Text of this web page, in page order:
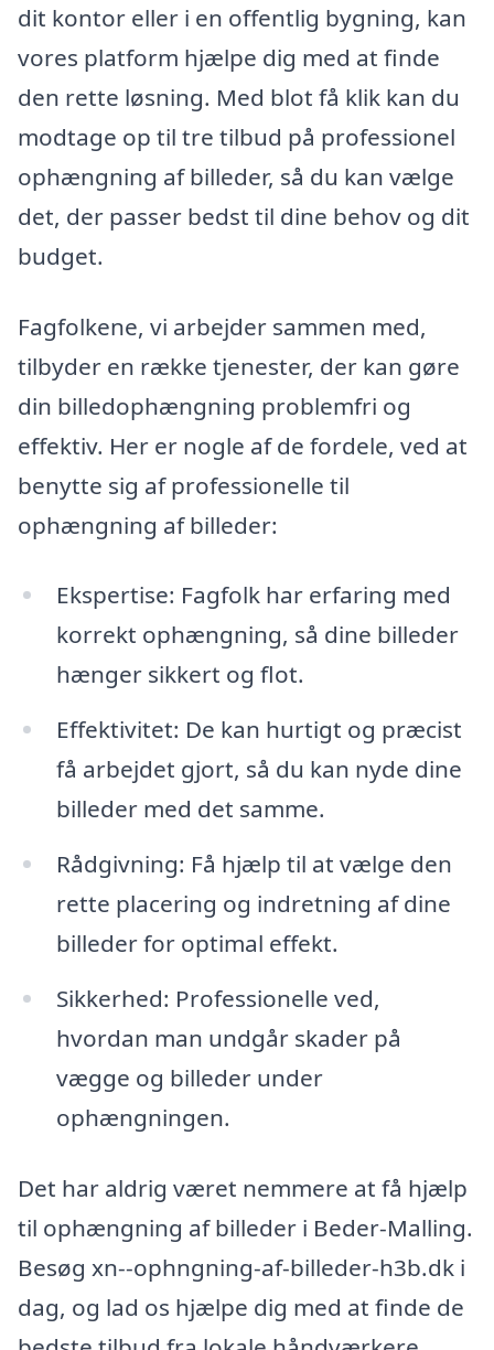
dit kontor eller i en offentlig bygning, kan
vores platform hjælpe dig med at finde
den rette løsning. Med blot få klik kan du
modtage op til tre tilbud på professionel
ophængning af billeder, så du kan vælge
det, der passer bedst til dine behov og dit
budget.
Fagfolkene, vi arbejder sammen med,
tilbyder en række tjenester, der kan gøre
din billedophængning problemfri og
effektiv. Her er nogle af de fordele, ved at
benytte sig af professionelle til
ophængning af billeder:
Ekspertise: Fagfolk har erfaring med
korrekt ophængning, så dine billeder
hænger sikkert og flot.
Effektivitet: De kan hurtigt og præcist
få arbejdet gjort, så du kan nyde dine
billeder med det samme.
Rådgivning: Få hjælp til at vælge den
rette placering og indretning af dine
billeder for optimal effekt.
Sikkerhed: Professionelle ved,
hvordan man undgår skader på
vægge og billeder under
ophængningen.
Det har aldrig været nemmere at få hjælp
til ophængning af billeder i Beder-Malling.
Besøg xn--ophngning-af-billeder-h3b.dk i
dag, og lad os hjælpe dig med at finde de